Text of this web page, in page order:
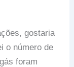
gostaria
o número de
foram